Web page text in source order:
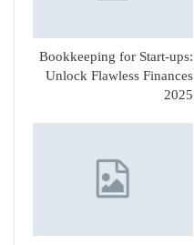
Bookkeeping for Start-ups:
Unlock Flawless Finances
2025